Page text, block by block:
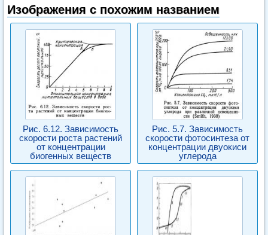
Изображения с похожим названием
Рис. 6.12. Зависимость
скорости роста растений
от концентрации
биогенных веществ
Рис. 5.7. Зависимость
скорости фотосинтеза от
концентрации двуокиси
углерода